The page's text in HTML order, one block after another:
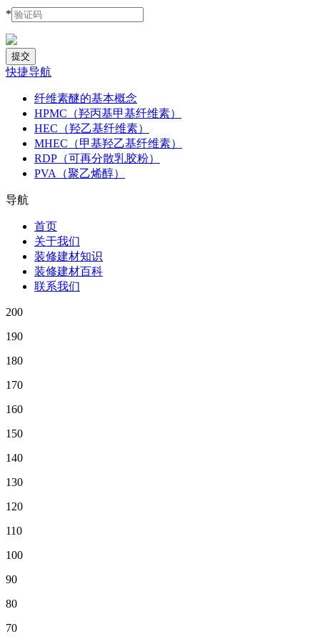
*
快捷导航
纤维素醚的基本概念
HPMC（羟丙基甲基纤维素）
HEC（羟乙基纤维素）
MHEC（甲基羟乙基纤维素）
RDP（可再分散乳胶粉）
PVA（聚乙烯醇）
导航
首页
关于我们
装修建材知识
装修建材百科
联系我们
200
190
180
170
160
150
140
130
120
110
100
90
80
70